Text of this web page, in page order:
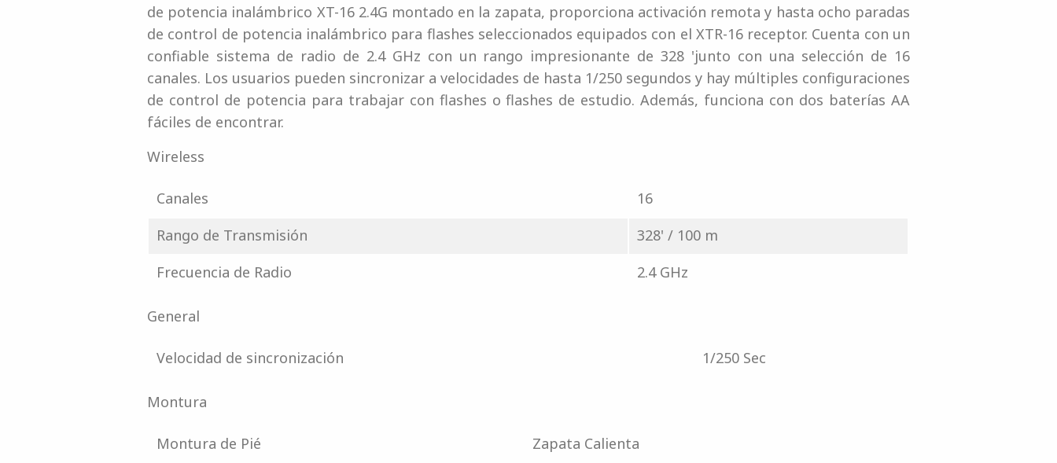
de potencia inalámbrico XT-16 2.4G montado en la zapata, proporciona activación remota y hasta ocho paradas
de control de potencia inalámbrico para flashes seleccionados equipados con el XTR-16 receptor. Cuenta con un
confiable sistema de radio de 2.4 GHz con un rango impresionante de 328 'junto con una selección de 16
canales. Los usuarios pueden sincronizar a velocidades de hasta 1/250 segundos y hay múltiples configuraciones
de control de potencia para trabajar con flashes o flashes de estudio. Además, funciona con dos baterías AA
fáciles de encontrar.
Wireless
Canales
16
Rango de Transmisión
328' / 100 m
Frecuencia de Radio
2.4 GHz
General
Velocidad de sincronización 1/250 Sec
Montura
Montura de Pié Zapata Calienta